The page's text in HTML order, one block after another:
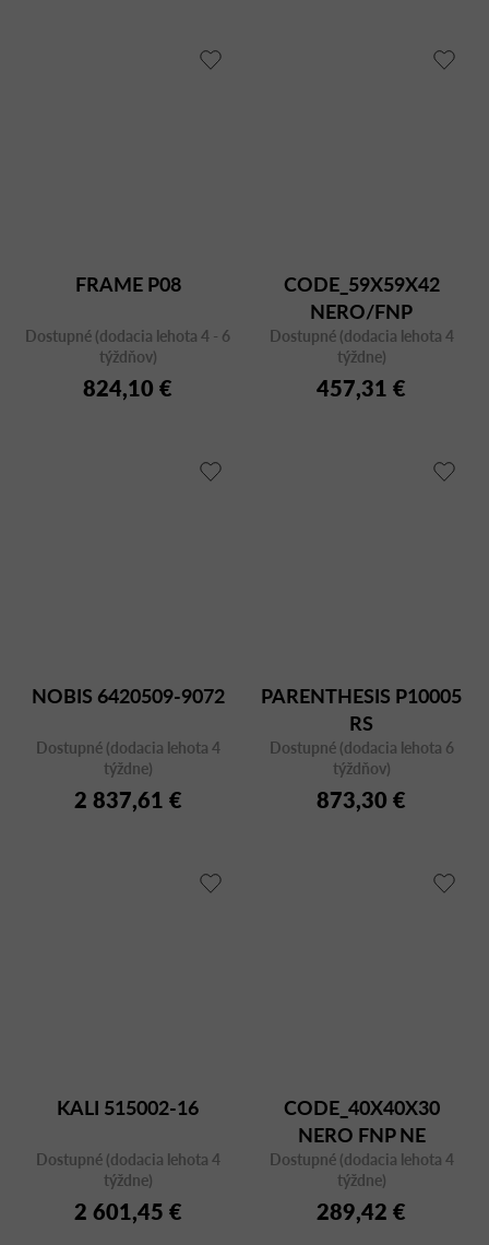
FRAME P08
Dostupné (dodacia lehota 4 - 6
týždňov)
824,10 €
CODE_59X59X42
NERO/FNP
Dostupné (dodacia lehota 4
týždne)
457,31 €
NOBIS 6420509-9072
Dostupné (dodacia lehota 4
týždne)
2 837,61 €
PARENTHESIS P10005
RS
Dostupné (dodacia lehota 6
týždňov)
873,30 €
KALI 515002-16
Dostupné (dodacia lehota 4
týždne)
2 601,45 €
CODE_40X40X30
NERO FNP NE
Dostupné (dodacia lehota 4
týždne)
289,42 €